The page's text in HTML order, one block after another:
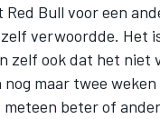
Red Bull voor een
verwoordde. Het
zelf ook dat het niet
maar twee
meteen beter of